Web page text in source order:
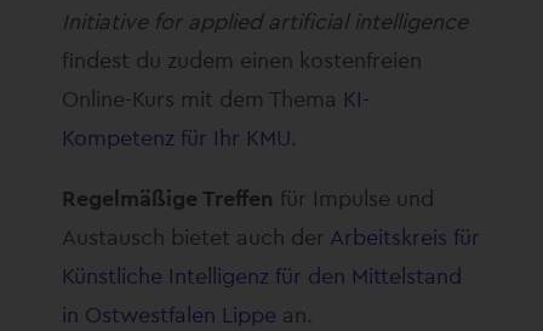
Initiative for applied artificial intelligence
findest du zudem einen kostenfreien
Online-Kurs mit dem Thema KI-
Kompetenz für Ihr KMU.
Regelmäßige Treffen für Impulse und
Austausch bietet auch der Arbeitskreis für
Künstliche Intelligenz für den Mittelstand
in Ostwestfalen Lippe an.